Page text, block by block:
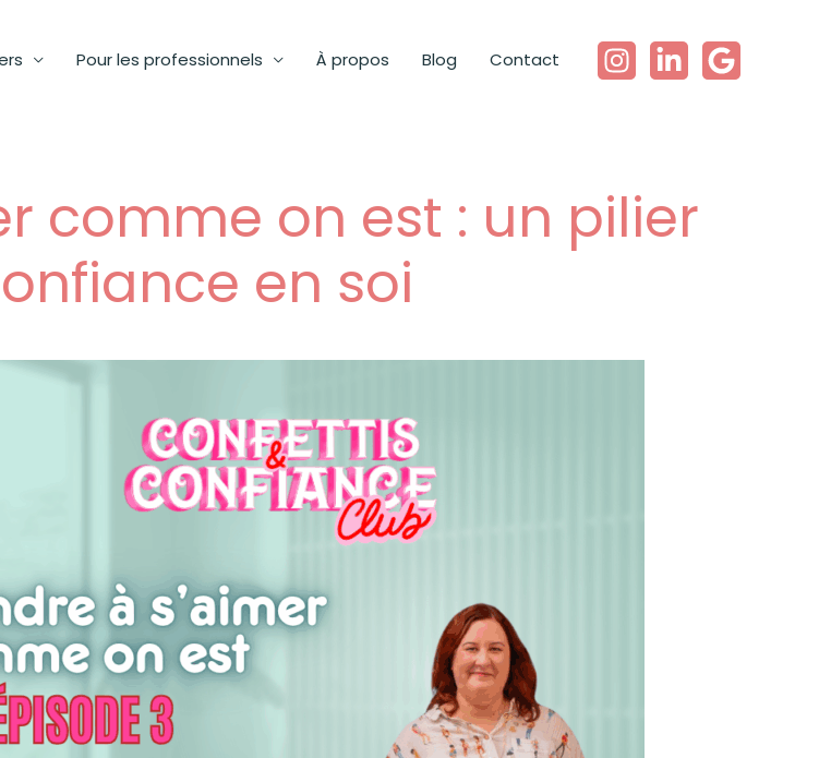
Pour les professionnels À propos Blog Contact
comme on est : un pilier
en soi